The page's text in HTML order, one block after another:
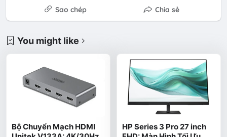
Sao chép
Chia sẻ
You might like
Bộ Chuyển Mạch HDMI
HP Series 3 Pro 27 inch